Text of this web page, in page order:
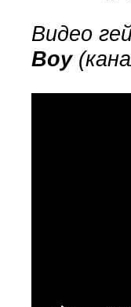
Видео
Boy